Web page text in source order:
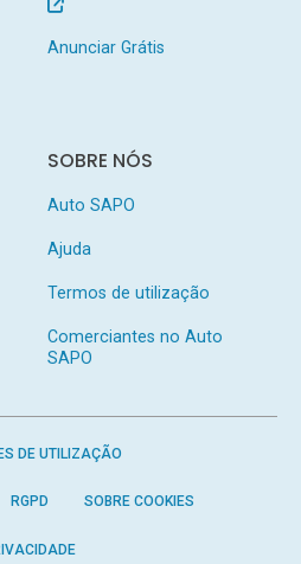
Anunciar Grátis
SOBRE NÓS
Auto SAPO
Ajuda
Termos de utilização
Comerciantes no Auto
SAPO
DE UTILIZAÇÃO
RGPD SOBRE COOKIES